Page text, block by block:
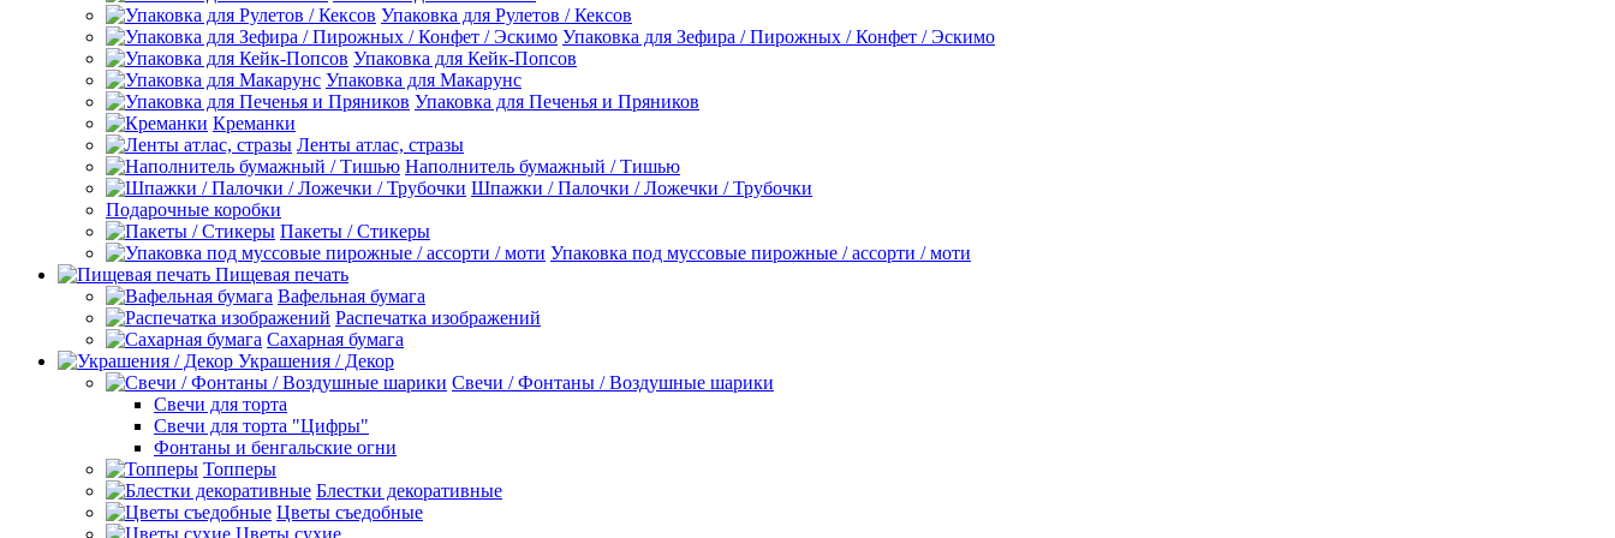
Упаковка для Рулетов / Кексов
Упаковка для Зефира / Пирожных / Конфет / Эскимо
Упаковка для Кейк-Попсов
Упаковка для Макарунс
Упаковка для Печенья и Пряников
Креманки
Ленты атлас, стразы
Наполнитель бумажный / Тишью
Шпажки / Палочки / Ложечки / Трубочки
Подарочные коробки
Пакеты / Стикеры
Упаковка под муссовые пирожные / ассорти / моти
Пищевая печать
Вафельная бумага
Распечатка изображений
Сахарная бумага
Украшения / Декор
Свечи / Фонтаны / Воздушные шарики
Свечи для торта
Свечи для торта "Цифры"
Фонтаны и бенгальские огни
Топперы
Блестки декоративные
Цветы съедобные
Цветы сухие